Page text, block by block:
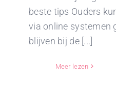
beste tips Ouders
via online systemen
blijven bij de [...]
Meer lezen